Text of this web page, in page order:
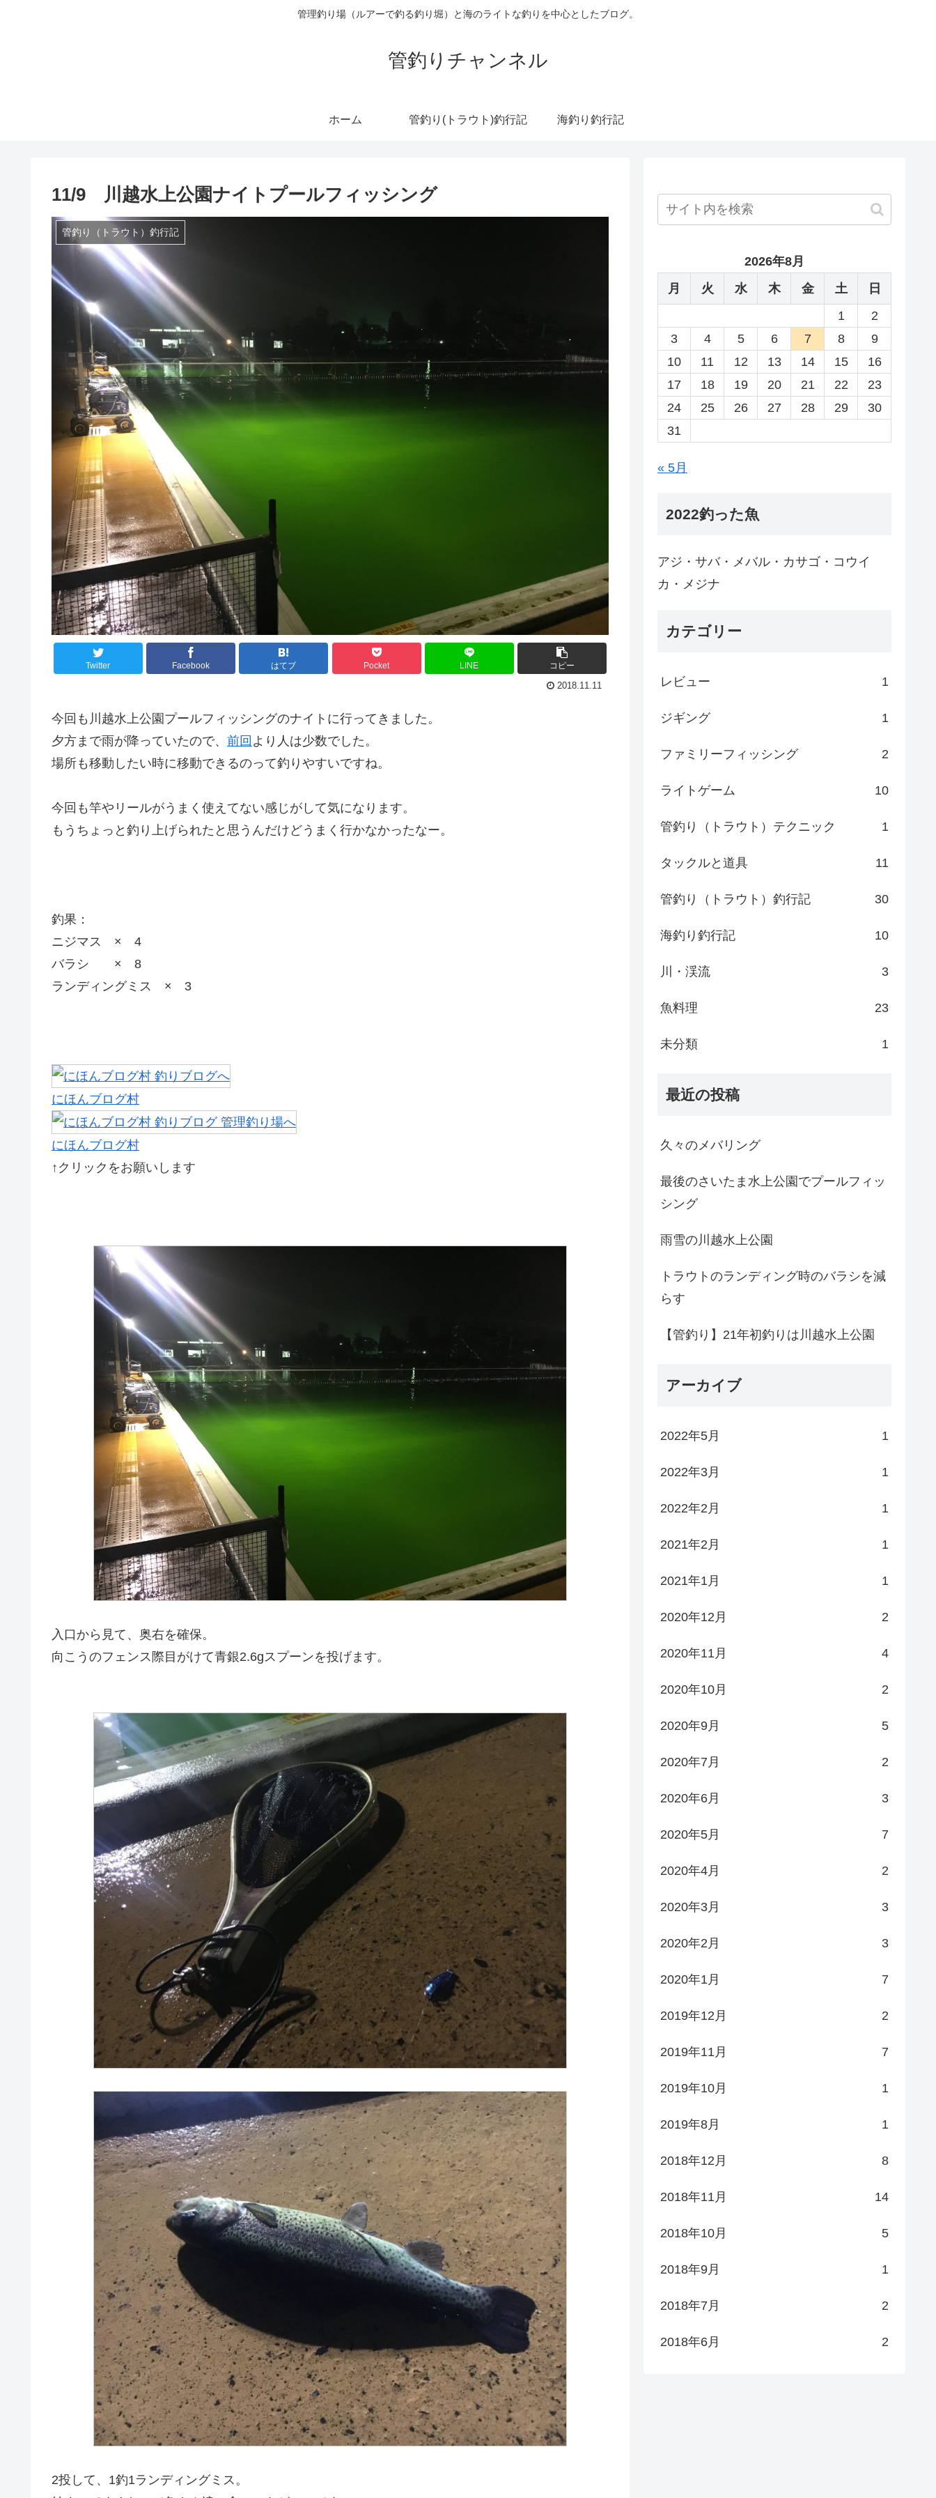
管理釣り場（ルアーで釣る釣り堀）と海のライトな釣りを中心としたブログ。
管釣りチャンネル
ホーム 管釣り(トラウト)釣行記 海釣り釣行記
11/9 川越水上公園ナイトプールフィッシング
管釣り（トラウト）釣行記
Twitter Facebook はてブ Pocket LINE コピー
2018.11.11
今回も川越水上公園プールフィッシングのナイトに行ってきました。
夕方まで雨が降っていたので、 前回 より人は少数でした。
場所も移動したい時に移動できるのって釣りやすいですね。
今回も竿やリールがうまく使えてない感じがして気になります。
もうちょっと釣り上げられたと思うんだけどうまく行かなかったなー。
釣果：
ニジマス × 4
バラシ × 8
ランディングミス × 3
にほんブログ村
にほんブログ村
↑クリックをお願いします
入口から見て、奥右を確保。
向こうのフェンス際目がけて青銀2.6gスプーンを投げます。
2投して、1釣1ランディングミス。
2026年8月
月
火 水 木 金 土
日
1
2
3
4 5 6 7 8
9
10
11 12 13 14 15
16
17
18 19 20 21 22
23
24
25 26 27 28 29
30
31
« 5月
2022釣った魚
アジ・サバ・メバル・カサゴ・コウイ
カ・メジナ
カテゴリー
レビュー 1
ジギング 1
ファミリーフィッシング 2
ライトゲーム 10
管釣り（トラウト）テクニック 1
タックルと道具 11
管釣り（トラウト）釣行記 30
海釣り釣行記 10
川・渓流 3
魚料理 23
未分類 1
最近の投稿
久々のメバリング
最後のさいたま水上公園でプールフィッ
シング
雨雪の川越水上公園
トラウトのランディング時のバラシを減
らす
【管釣り】21年初釣りは川越水上公園
アーカイブ
2022年5月 1
2022年3月 1
2022年2月 1
2021年2月 1
2021年1月 1
2020年12月 2
2020年11月 4
2020年10月 2
2020年9月 5
2020年7月 2
2020年6月 3
2020年5月 7
2020年4月 2
2020年3月 3
2020年2月 3
2020年1月 7
2019年12月 2
2019年11月 7
2019年10月 1
2019年8月 1
2018年12月 8
2018年11月 14
2018年10月 5
2018年9月 1
2018年7月 2
2018年6月 2